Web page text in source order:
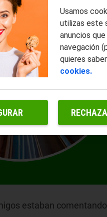
estaban
Usamos
utilizas este
anuncios
navegación
quieres
cookies.